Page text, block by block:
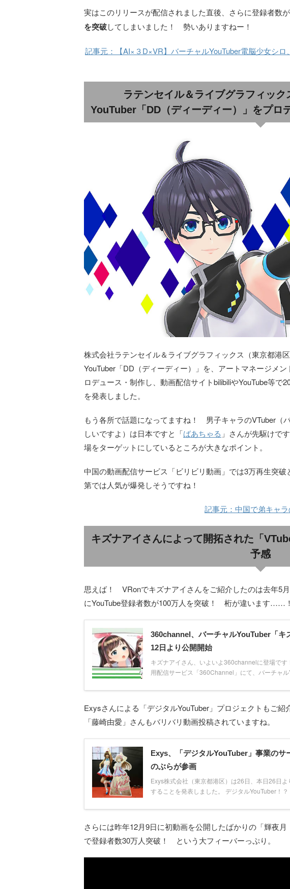
実はこのリリースが配信されました直後、さらに登録者数
を突破してしまいました！ 勢いありますねー！
記事元：【AI×３D×VR】バーチャルYouTuber電脳少女シ
ラテンセイル＆ライブグラフィッ
YouTuber「DD（ディーディー）」をプロ
株式会社ラテンセイル＆ライブグラフィックス（東京都港
YouTuber「DD（ディーディー）」を、アートマネージメ
ロデュース・制作し、動画配信サイトbilibiliやYouTube等で
を発表しました。
もう各所で話題になってますね！ 男子キャラのVTuber（
しいですよ）は日本ですと「ばあちゃる 」さんが先駆けで
場をターゲットにしているところが大きなポイント。
中国の動画配信サービス「ビリビリ動画」では3万再生突
第では人気が爆発しそうですね！
記事元：中国で弟キャ
キズナアイさんによって開拓された「
予感
思えば！ VRonでキズナアイさんをご紹介したのは去年5
にYouTube登録者数が100万人を突破！ 桁が違います……！
360channel、バーチャルYouTuber「キ
12日より公開開始
キズナアイさん、いよいよ360channelに登場で
用配信サービス「360Channel」にて、バーチャル
Exysさんによる「デジタルYouTuber」プロジェクトもご紹
「藤崎由愛」さんもバリバリ動画投稿されていますね。
Exys、「デジタルYouTuber」事業のサ
のぶらが参画
Exys株式会社（東京都港区）は26日、本日26日
することを発表しました。 デジタルYouTuber！
さらには昨年12月9日に初動画を公開したばかりの「輝夜
で登録者数30万人突破！ という大フィーバーっぷり。